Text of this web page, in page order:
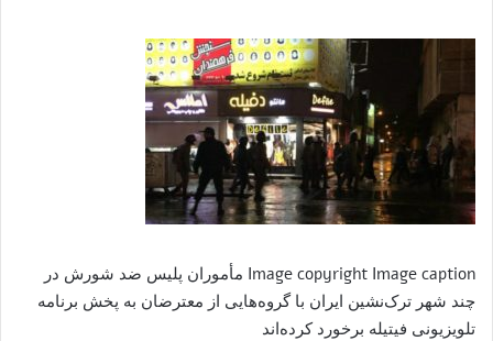
Image copyright Image caption مأموران پلیس ضد شورش در
چند شهر ترک‌نشین ایران با گروه‌هایی از معترضان به پخش برنامه
تلویزیونی فیتیله برخورد کرده‌اند